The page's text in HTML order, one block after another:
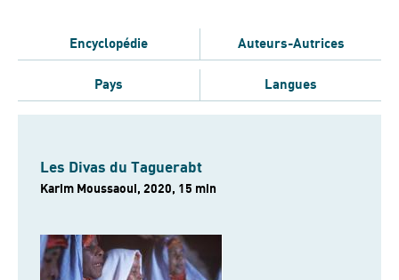
Encyclopédie Auteurs-Autrices
Pays Langues
Les Divas du Taguerabt
Karim Moussaoui, 2020, 15 min